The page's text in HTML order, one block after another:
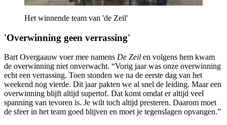
Het winnende team van 'de Zeil'
'Overwinning geen verrassing'
Bart Overgaauw voer mee namens De Zeil en volgens hem kwam
de overwinning niet onverwacht. “Vorig jaar was onze overwinning
echt een verrassing. Toen stonden we na de eerste dag van het
weekend nog vierde. Dit jaar pakten we al snel de leiding. Maar een
overwinning blijft altijd supertof. Dat komt omdat er altijd veel
spanning van tevoren is. Je wilt toch altijd presteren. Daarom moet
de sfeer in het team goed blijven en moet je tegenslagen opvangen.”